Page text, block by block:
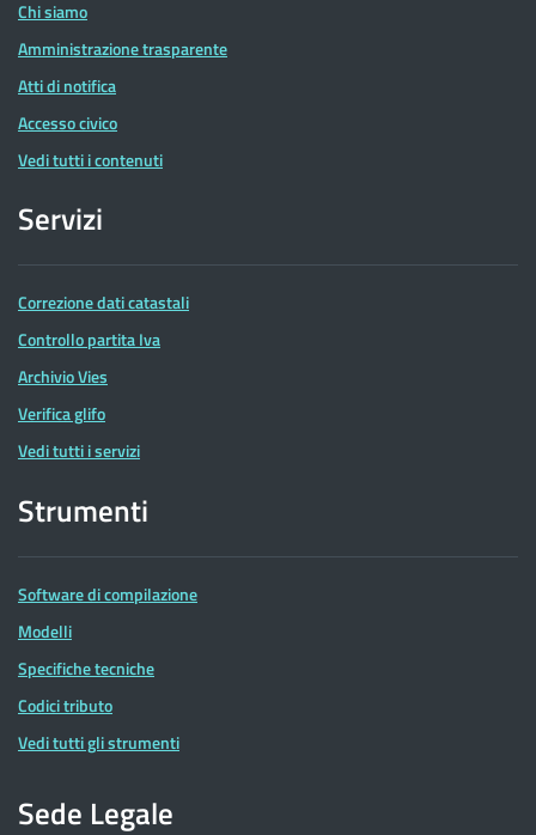
Chi siamo
Amministrazione trasparente
Atti di notifica
Accesso civico
Vedi tutti i contenuti
Servizi
Correzione dati catastali
Controllo partita Iva
Archivio Vies
Verifica glifo
Vedi tutti i servizi
Strumenti
Software di compilazione
Modelli
Specifiche tecniche
Codici tributo
Vedi tutti gli strumenti
Sede Legale